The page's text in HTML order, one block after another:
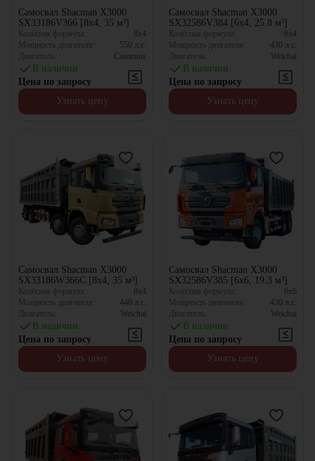
Самосвал Shacman X3000
SX33186V366 [8x4, 35 м³]
Колёсная формула:
8x4
Мощность двигателя:
550 л.с.
Двигатель:
Cummins
В наличии
Цена по запросу
Узнать цену
Самосвал Shacman X3000
SX32586V384 [6x4, 25.8 м³]
Колёсная формула:
6x4
Мощность двигателя:
430 л.с.
Двигатель:
Weichai
В наличии
Цена по запросу
Узнать цену
Самосвал Shacman X3000
SX33186W366C [8x4, 35 м³]
Колёсная формула:
8x4
Мощность двигателя:
440 л.с.
Двигатель:
Weichai
В наличии
Цена по запросу
Узнать цену
Самосвал Shacman X3000
SX32586V385 [6x6, 19.3 м³]
Колёсная формула:
6x6
Мощность двигателя:
430 л.с.
Двигатель:
Weichai
В наличии
Цена по запросу
Узнать цену